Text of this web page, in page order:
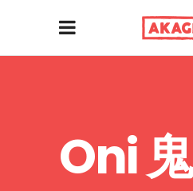
Oni 鬼